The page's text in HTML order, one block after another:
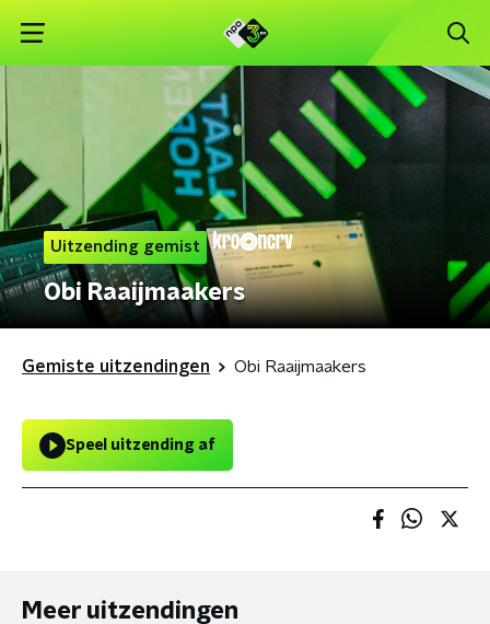
Uitzending gemist
Obi Raaijmaakers
Gemiste uitzendingen Obi Raaijmaakers
Speel uitzending af
Meer uitzendingen